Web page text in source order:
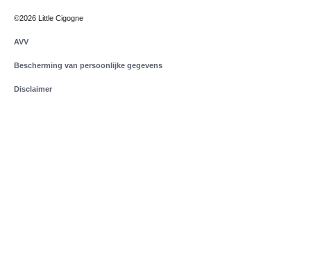
©2026 Little Cigogne
AVV
Bescherming van persoonlijke gegevens
Disclaimer